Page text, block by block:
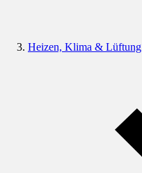
Heizen, Klima & Lüftung